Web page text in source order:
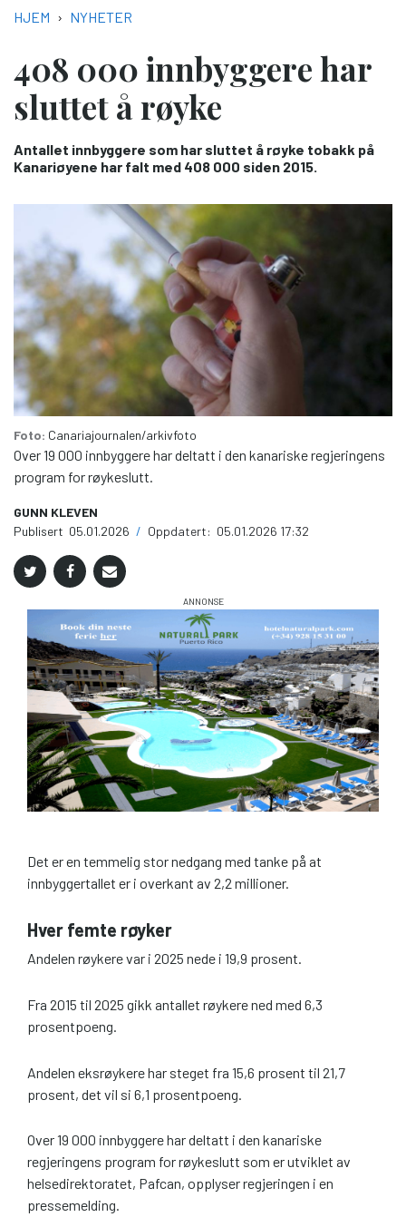
NAVIGASJONSSTI
HJEM NYHETER
408 000 innbyggere har
sluttet å røyke
Antallet innbyggere som har sluttet å røyke tobakk på
Kanariøyene har falt med 408 000 siden 2015.
Foto: Canariajournalen/arkivfoto
Over 19 000 innbyggere har deltatt i den kanariske regjeringens
program for røykeslutt.
GUNN KLEVEN
Publisert 05.01.2026 / Oppdatert: 05.01.2026 17:32
Det er en temmelig stor nedgang med tanke på at
innbyggertallet er i overkant av 2,2 millioner.
Hver femte røyker
Andelen røykere var i 2025 nede i 19,9 prosent.
Fra 2015 til 2025 gikk antallet røykere ned med 6,3
prosentpoeng.
Andelen eksrøykere har steget fra 15,6 prosent til 21,7
prosent, det vil si 6,1 prosentpoeng.
Over 19 000 innbyggere har deltatt i den kanariske
regjeringens program for røykeslutt som er utviklet av
helsedirektoratet, Pafcan, opplyser regjeringen i en
pressemelding.